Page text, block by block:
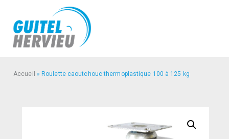
Accueil » Roulette caoutchouc thermoplastique 100 à 125 kg